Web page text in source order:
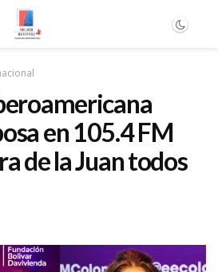
en 105.4 FM
de la Juan todos